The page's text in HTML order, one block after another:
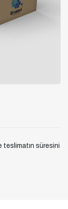
teslimatın süresini